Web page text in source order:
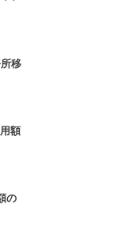
移
額
の